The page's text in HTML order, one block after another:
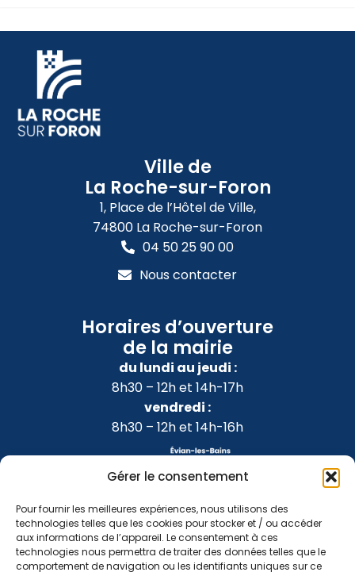
Gérer le consentement
Pour fournir les meilleures expériences, nous utilisons des
technologies telles que les cookies pour stocker et / ou accéder
aux informations de l’appareil. Le consentement à ces
technologies nous permettra de traiter des données telles que le
comportement de navigation ou les identifiants uniques sur ce
Ville de
La Roche-sur-Foron
1, Place de l’Hôtel de Ville,
74800 La Roche-sur-Foron
04 50 25 90 00
Nous contacter
Horaires d’ouverture
de la mairie
du lundi au jeudi :
8h30 – 12h et 14h-17h
vendredi :
8h30 – 12h et 14h-16h